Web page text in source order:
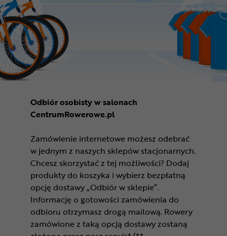
Odbiór osobisty w salonach
CentrumRowerowe.pl
Zamówienie internetowe możesz odebrać
w jednym z naszych sklepów stacjonarnych.
Chcesz skorzystać z tej możliwości? Dodaj
produkty do koszyka i wybierz bezpłatną
opcję dostawy „Odbiór w sklepie”.
Informację o gotowości zamówienia do
odbioru otrzymasz drogą mailową. Rowery
zamówione z taką opcją dostawy zostaną